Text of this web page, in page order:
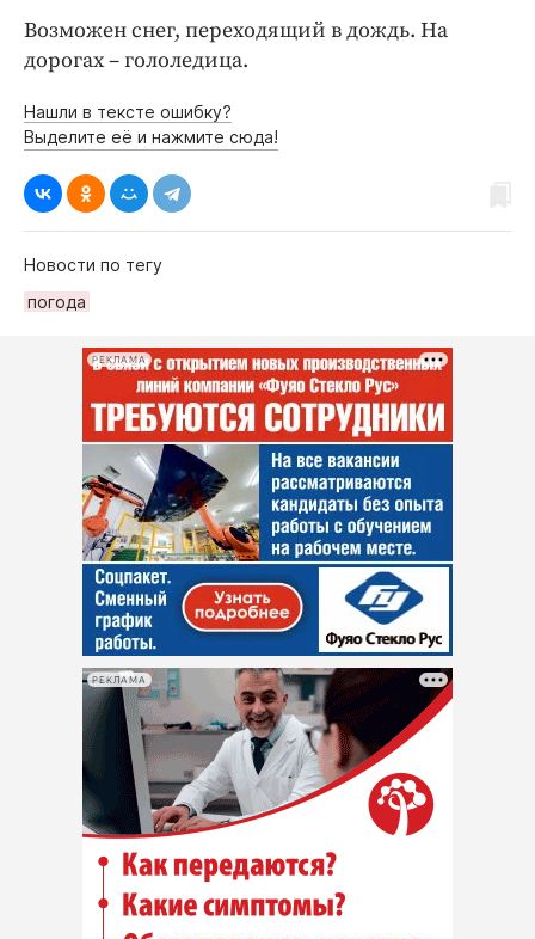
Возможен снег, переходящий в дождь. На
дорогах – гололедица.
Нашли в тексте ошибку?
Выделите её и нажмите сюда!
Новости по тегу
погода
РЕКЛАМА
РЕКЛАМА